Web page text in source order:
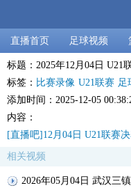
直播首页 足球视频
标题：2025年12月04日 U21
标签： 比赛录像 U21联赛 足
添加时间：2025-12-05
内容：
[直播吧]12月04日 U21联赛
相关视频
2026年05月04日 武汉三